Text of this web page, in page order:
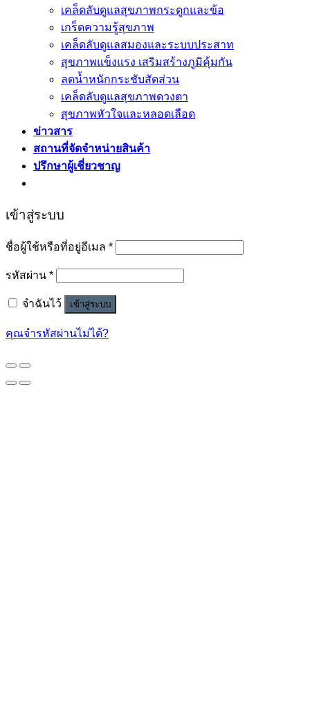
เคล็ดลับดูแลสุขภาพกระดูกและข้อ
เกร็ดความรู้สุขภาพ
เคล็ดลับดูแลสมองและระบบประสาท
สุขภาพแข็งแรง เสริมสร้างภูมิคุ้มกัน
ลดน้ำหนักกระชับสัดส่วน
เคล็ดลับดูแลสุขภาพดวงตา
สุขภาพหัวใจและหลอดเลือด
ข่าวสาร
สถานที่จัดจำหน่ายสินค้า
ปรึกษาผู้เชี่ยวชาญ
เข้าสู่ระบบ
ชื่อผู้ใช้หรือที่อยู่อีเมล *
รหัสผ่าน *
จำฉันไว้ เข้าสู่ระบบ
คุณจำรหัสผ่านไม่ได้?